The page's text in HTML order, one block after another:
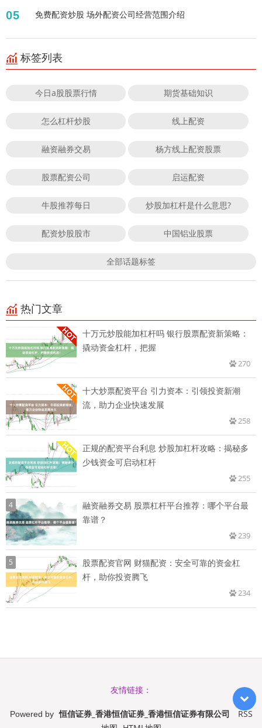
05 免费配资炒股 场外配资公司经营范围介绍
标签列表
今日a股股票行情 期货基础知识
怎么杠杆炒股 线上配资
融资融券交易 杨方线上配资股票
股票配资公司 启运配资
牛股推荐每日 炒股加杠杆是什么意思?
配资炒股股市 中国铝业股票
全部话题标签
热门文章
十万元炒股能加杠杆吗 银行股票配资新策略：
撬动资金杠杆，把握
270
十大炒票配资平台 引力资本：引领投资新潮
流，助力企业快速发展
258
正规的配资平台利息 炒股加杠杆攻略：揭秘多
少钱资金可启动杠杆
255
4
融资融券交易 股票杠杆平台推荐：哪个平台最
靠谱？
239
5
股票配资官网 财猫配资：安全可靠的资金杠
杆，助你投资腾飞
234
友情链接：
Powered by 恒信证券_香港恒信证券_香港恒信证券有限公司
RSS